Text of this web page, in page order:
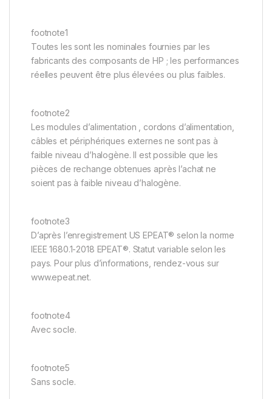
footnote1
Toutes les sont les nominales fournies par les
fabricants des composants de HP ; les performances
réelles peuvent être plus élevées ou plus faibles.
footnote2
Les modules d’alimentation , cordons d’alimentation,
câbles et périphériques externes ne sont pas à
faible niveau d’halogène. Il est possible que les
pièces de rechange obtenues après l’achat ne
soient pas à faible niveau d’halogène.
footnote3
D’après l’enregistrement US EPEAT® selon la norme
IEEE 1680.1-2018 EPEAT®. Statut variable selon les
pays. Pour plus d’informations, rendez-vous sur
www.epeat.net.
footnote4
Avec socle.
footnote5
Sans socle.